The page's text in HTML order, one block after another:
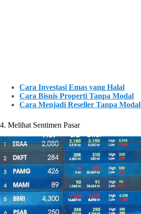
Cara Investasi Emas yang Halal
Cara Bisnis Properti Tanpa Modal
Cara Menjadi Reseller Tanpa Modal
4. Melihat Sentimen Pasar